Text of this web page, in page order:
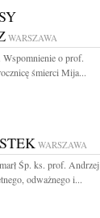
WARSZAWA
Wspomnienie o prof.
śmierci Mija...
WARSZAWA
Śp. ks. prof. Andrzej
odważnego i...